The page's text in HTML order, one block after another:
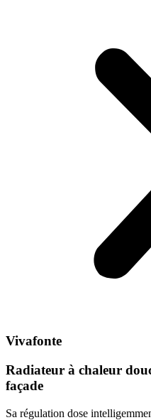
Vivafonte
Radiateur à chaleur
façade
Sa régulation dose